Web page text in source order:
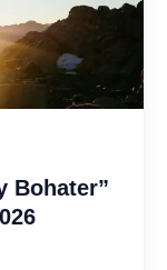
Bohater”